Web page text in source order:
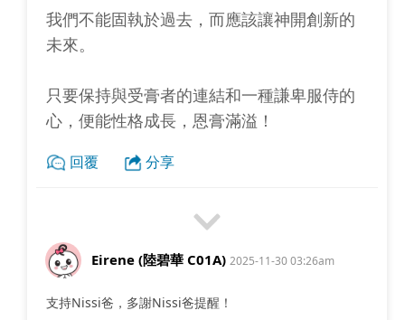
我們不能固執於過去，而應該讓神開創新的
未來。
只要保持與受膏者的連結和一種謙卑服侍的
心，便能性格成長，恩膏滿溢！
回覆 分享
Eirene (陸碧華 C01A) 2025-11-30 03:26am
支持Nissi爸，多謝Nissi爸提醒！